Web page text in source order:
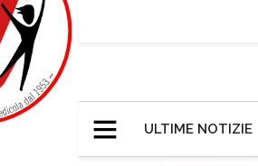
ULTIME NOTIZIE